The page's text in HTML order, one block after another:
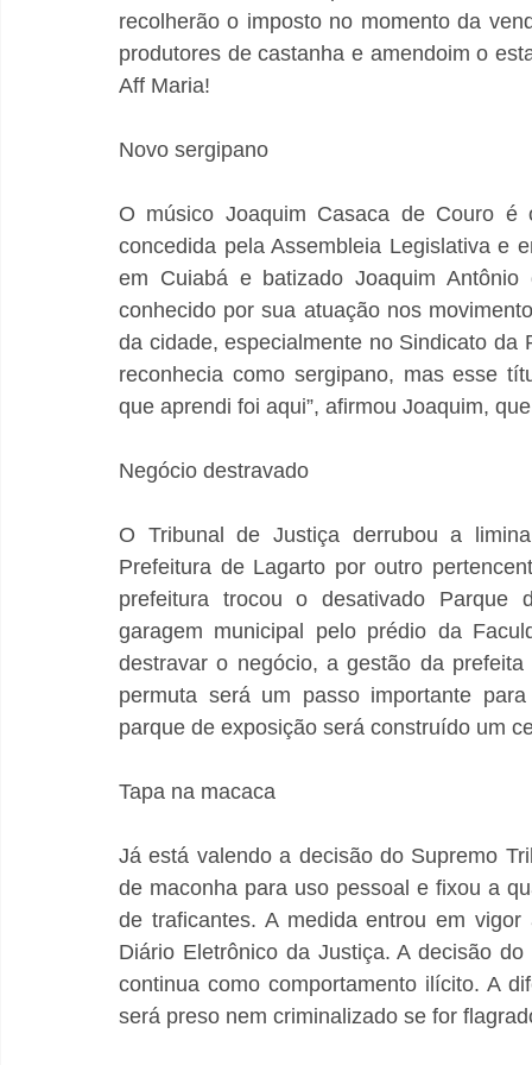
recolherão o imposto no momento da
produtores de castanha e amendoim o
Aff Maria!
Novo sergipano
O músico Joaquim Casaca de Couro
concedida pela Assembleia Legislativa e
em Cuiabá e batizado Joaquim
conhecido por sua atuação nos
da cidade, especialmente no Sindicato da
reconhecia como sergipano, mas esse
que aprendi foi aqui”, afirmou Joaquim,
Negócio destravado
O Tribunal de Justiça derrubou a
Prefeitura de Lagarto por outro
prefeitura trocou o desativado Parque
garagem municipal pelo prédio da
destravar o negócio, a gestão da
permuta será um passo importante
parque de exposição será construído um
Tapa na macaca
Já está valendo a decisão do Supremo
de maconha para uso pessoal e fixou a
de traficantes. A medida entrou em
Diário Eletrônico da Justiça. A decisão
continua como comportamento ilícito. A
será preso nem criminalizado se for